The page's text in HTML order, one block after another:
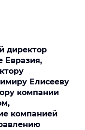
директор
Евразия,
Елисееву
компании
компанией